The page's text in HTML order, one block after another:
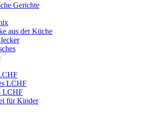
Gerichte
aus der Küche
LCHF
LCHF
für Kinder